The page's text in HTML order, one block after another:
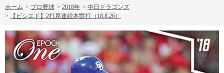
ホーム > プロ野球 > 2018年 > 中日ドラゴンズ
>
【ビシエド】2打席連続本塁打（18.8.26）